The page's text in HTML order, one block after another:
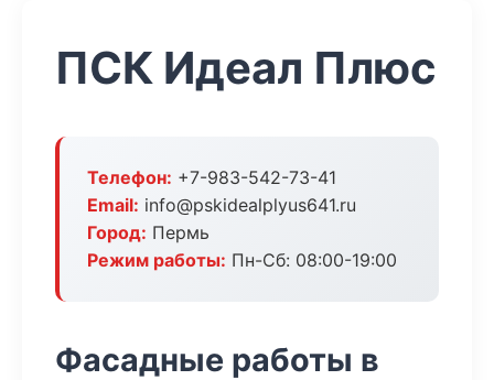
ПСК Идеал Плюс
Телефон: +7-983-542-73-41
Email: info@pskidealplyus641.ru
Город: Пермь
Режим работы: Пн-Сб: 08:00-19:00
Фасадные работы в